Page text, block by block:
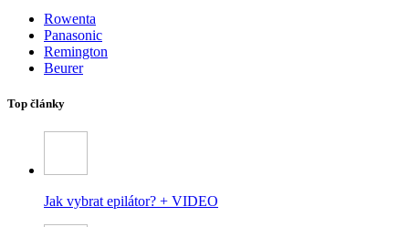
Rowenta
Panasonic
Remington
Beurer
Top články
Jak vybrat epilátor? + VIDEO